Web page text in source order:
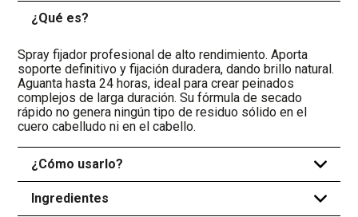
¿Qué es?
Spray fijador profesional de alto rendimiento. Aporta
soporte definitivo y fijación duradera, dando brillo natural.
Aguanta hasta 24 horas, ideal para crear peinados
complejos de larga duración. Su fórmula de secado
rápido no genera ningún tipo de residuo sólido en el
cuero cabelludo ni en el cabello.
¿Cómo usarlo? +
Ingredientes +